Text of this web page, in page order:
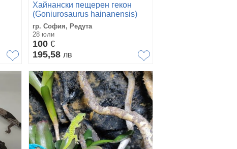
Хайнански пещерен гекон
(Goniurosaurus hainanensis)
гр. София, Редута
28 юли
100 €
195,58 лв